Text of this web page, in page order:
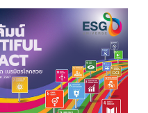
Search